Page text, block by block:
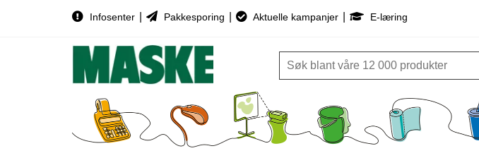
Infosenter Pakkesporing Aktuelle kampanjer E-læring